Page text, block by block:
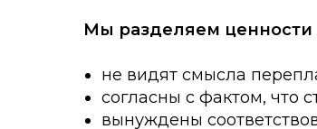
Мы разделяем
не видят смысла
согласны с фактом, что
вынуждены